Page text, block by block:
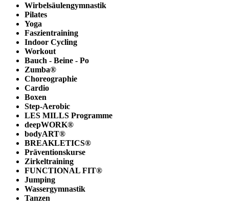
Wirbelsäulengymnastik
Pilates
Yoga
Faszientraining
Indoor Cycling
Workout
Bauch - Beine - Po
Zumba®
Choreographie
Cardio
Boxen
Step-Aerobic
LES MILLS Programme
deepWORK®
bodyART®
BREAKLETICS®
Präventionskurse
Zirkeltraining
FUNCTIONAL FIT®
Jumping
Wassergymnastik
Tanzen